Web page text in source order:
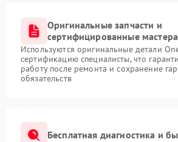
Оригинальные запчасти и
сертифицированные мастера
Используются оригинальные детали
сертификацию специалисты, что
работу после ремонта и сохранение
обязательств
Бесплатная диагностика и